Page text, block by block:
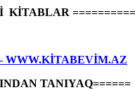
KİTABLAR ==========
WWW.KİTABEVİM.AZ
TANIYAQ======